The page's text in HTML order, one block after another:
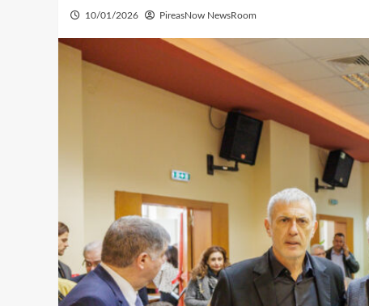
10/01/2026 PireasNow NewsRoom